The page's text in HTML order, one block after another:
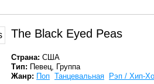
The Black Eyed Peas
Страна: США
Тип: Певец, Группа
Жанр: Поп Танцевальная Рэп / Хип-